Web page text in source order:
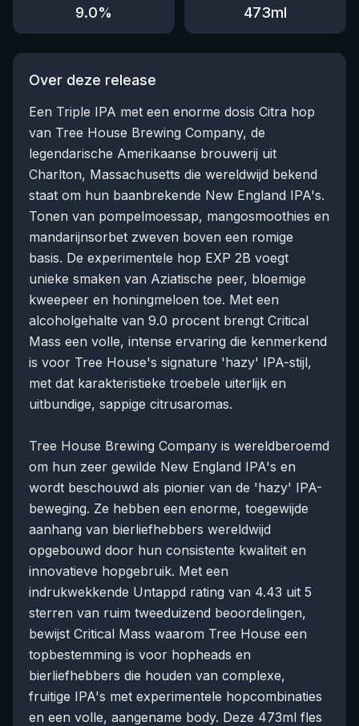
9.0% 473ml
Over deze release
Een Triple IPA met een enorme dosis Citra hop
van Tree House Brewing Company, de
legendarische Amerikaanse brouwerij uit
Charlton, Massachusetts die wereldwijd bekend
staat om hun baanbrekende New England IPA's.
Tonen van pompelmoessap, mangosmoothies en
mandarijnsorbet zweven boven een romige
basis. De experimentele hop EXP 2B voegt
unieke smaken van Aziatische peer, bloemige
kweepeer en honingmeloen toe. Met een
alcoholgehalte van 9.0 procent brengt Critical
Mass een volle, intense ervaring die kenmerkend
is voor Tree House's signature 'hazy' IPA-stijl,
met dat karakteristieke troebele uiterlijk en
uitbundige, sappige citrusaromas.
Tree House Brewing Company is wereldberoemd
om hun zeer gewilde New England IPA's en
wordt beschouwd als pionier van de 'hazy' IPA-
beweging. Ze hebben een enorme, toegewijde
aanhang van bierliefhebbers wereldwijd
opgebouwd door hun consistente kwaliteit en
innovatieve hopgebruik. Met een
indrukwekkende Untappd rating van 4.43 uit 5
sterren van ruim tweeduizend beoordelingen,
bewijst Critical Mass waarom Tree House een
topbestemming is voor hopheads en
bierliefhebbers die houden van complexe,
fruitige IPA's met experimentele hopcombinaties
en een volle, aangename body. Deze 473ml fles